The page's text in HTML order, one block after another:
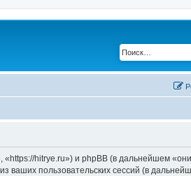
hitrye.ru») и phpBB (в дальнейшем
ваших пользовательских сессий (в